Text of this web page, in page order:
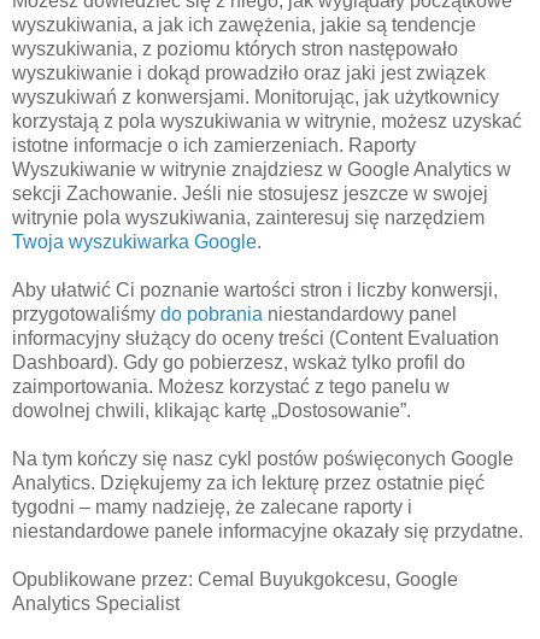
wyszukiwania, a jak ich zawężenia, jakie są tendencje
wyszukiwania, z poziomu których stron następowało
wyszukiwanie i dokąd prowadziło oraz jaki jest związek
wyszukiwań z konwersjami. Monitorując, jak użytkownicy
korzystają z pola wyszukiwania w witrynie, możesz uzyskać
istotne informacje o ich zamierzeniach. Raporty
Wyszukiwanie w witrynie znajdziesz w Google Analytics w
sekcji Zachowanie. Jeśli nie stosujesz jeszcze w swojej
witrynie pola wyszukiwania, zainteresuj się narzędziem
Twoja wyszukiwarka Google.
Aby ułatwić Ci poznanie wartości stron i liczby konwersji,
przygotowaliśmy do pobrania niestandardowy panel
informacyjny służący do oceny treści (Content Evaluation
Dashboard). Gdy go pobierzesz, wskaż tylko profil do
zaimportowania. Możesz korzystać z tego panelu w
dowolnej chwili, klikając kartę „Dostosowanie”.
Na tym kończy się nasz cykl postów poświęconych Google
Analytics. Dziękujemy za ich lekturę przez ostatnie pięć
tygodni – mamy nadzieję, że zalecane raporty i
niestandardowe panele informacyjne okazały się przydatne.
Opublikowane przez: Cemal Buyukgokcesu, Google
Analytics Specialist